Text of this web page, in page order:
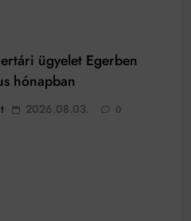
ügyelet Egerben
hónapban
2026.08.03. 0